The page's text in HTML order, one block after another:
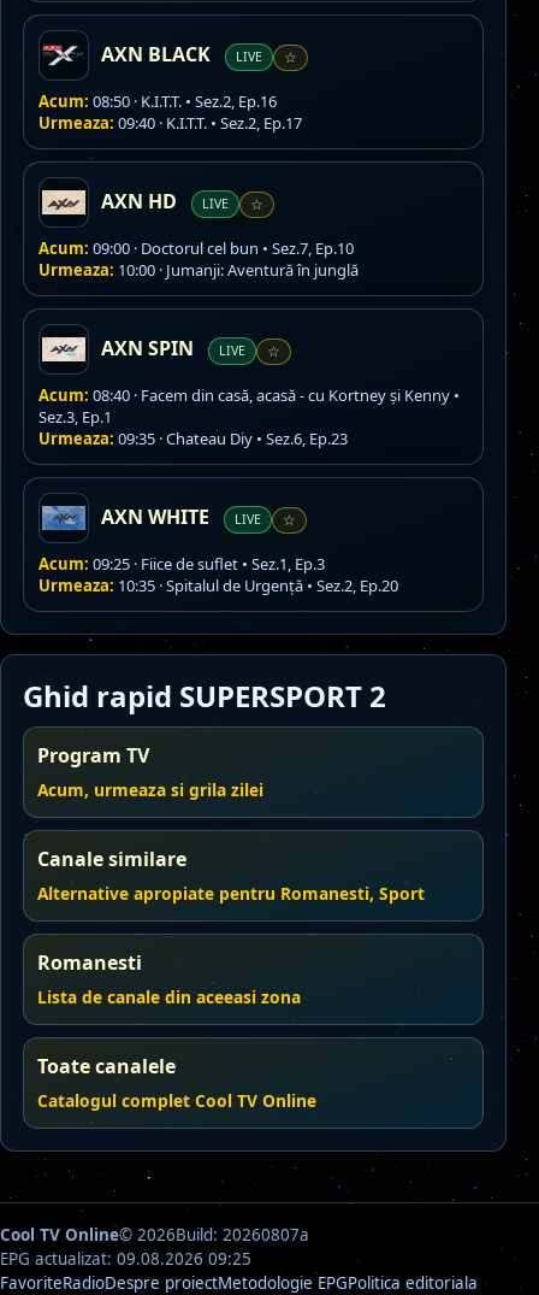
AXN BLACK LIVE ☆
Acum: 08:50 · K.I.T.T. • Sez.2, Ep.16
Urmeaza: 09:40 · K.I.T.T. • Sez.2, Ep.17
AXN HD LIVE ☆
Acum: 09:00 · Doctorul cel bun • Sez.7, Ep.10
Urmeaza: 10:00 · Jumanji: Aventură în junglă
AXN SPIN LIVE ☆
Acum: 08:40 · Facem din casă, acasă - cu Kortney și Kenny •
Sez.3, Ep.1
Urmeaza: 09:35 · Chateau Diy • Sez.6, Ep.23
AXN WHITE LIVE ☆
Acum: 09:25 · Fiice de suflet • Sez.1, Ep.3
Urmeaza: 10:35 · Spitalul de Urgenţă • Sez.2, Ep.20
Ghid rapid SUPERSPORT 2
Program TV
Acum, urmeaza si grila zilei
Canale similare
Alternative apropiate pentru Romanesti, Sport
Romanesti
Lista de canale din aceeasi zona
Toate canalele
Catalogul complet Cool TV Online
Cool TV Online© 2026Build: 20260807a
EPG actualizat: 09.08.2026 09:25
FavoriteRadioDespre proiectMetodologie EPGPolitica editoriala